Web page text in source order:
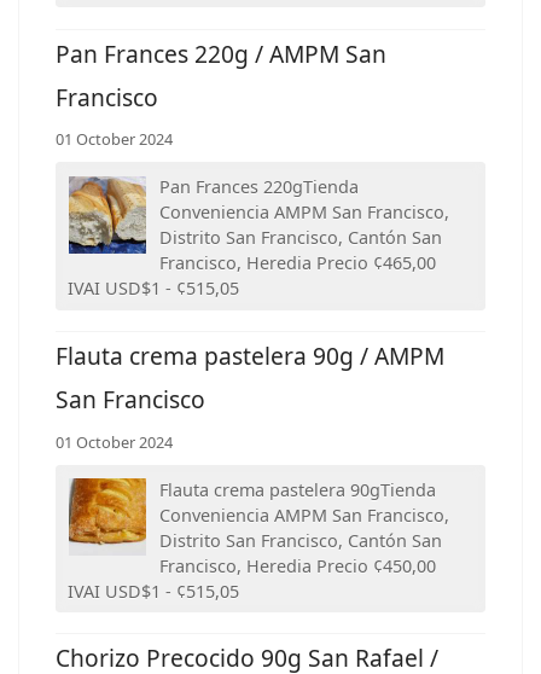
Pan Frances 220g / AMPM San
Francisco
01 October 2024
Pan Frances 220gTienda
Conveniencia AMPM San Francisco,
Distrito San Francisco, Cantón San
Francisco, Heredia Precio ¢465,00
IVAI USD$1 - ¢515,05
Flauta crema pastelera 90g / AMPM
San Francisco
01 October 2024
Flauta crema pastelera 90gTienda
Conveniencia AMPM San Francisco,
Distrito San Francisco, Cantón San
Francisco, Heredia Precio ¢450,00
IVAI USD$1 - ¢515,05
Chorizo Precocido 90g San Rafael /